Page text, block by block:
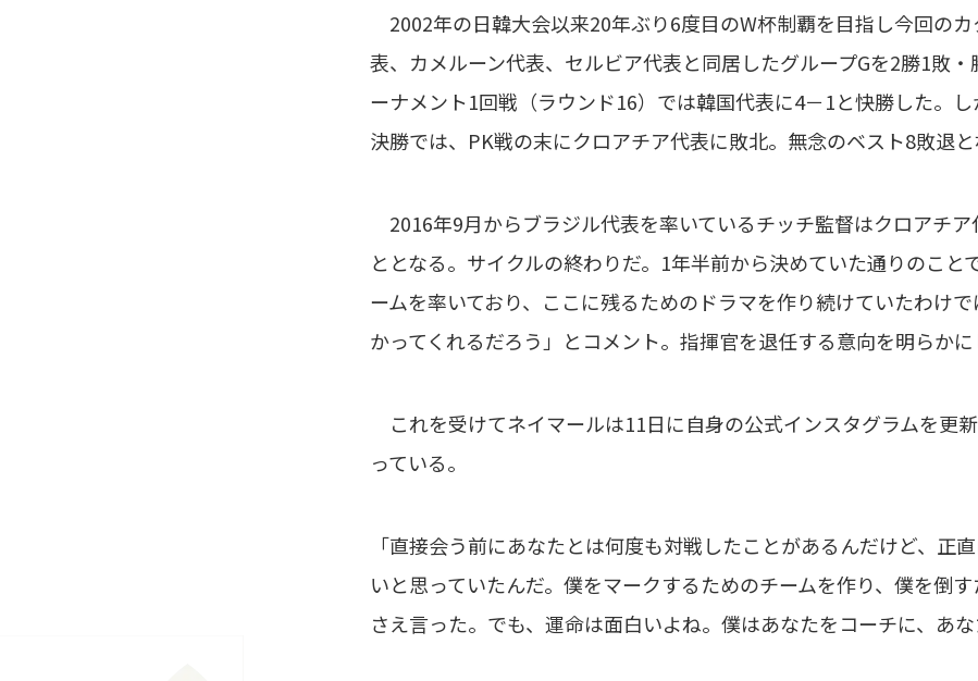
2002年の日韓大会以来20年ぶり6度目のW杯制覇を目指し今回の
表、カメルーン代表、セルビア代表と同居したグループGを2勝1敗
ーナメント1回戦（ラウンド16）では韓国代表に4－1と快勝した。
決勝では、PK戦の末にクロアチア代表に敗北。無念のベスト8敗退と
2016年9月からブラジル代表を率いているチッチ監督はクロアチ
ととなる。サイクルの終わりだ。1年半前から決めていた通りのこ
ームを率いており、ここに残るためのドラマを作り続けていたわけ
かってくれるだろう」とコメント。指揮官を退任する意向を明らかに
これを受けてネイマールは11日に自身の公式インスタグラムを更
っている。
「直接会う前にあなたとは何度も対戦したことがあるんだけど、正
いと思っていたんだ。僕をマークするためのチームを作り、僕を倒
さえ言った。でも、運命は面白いよね。僕はあなたをコーチに、あ